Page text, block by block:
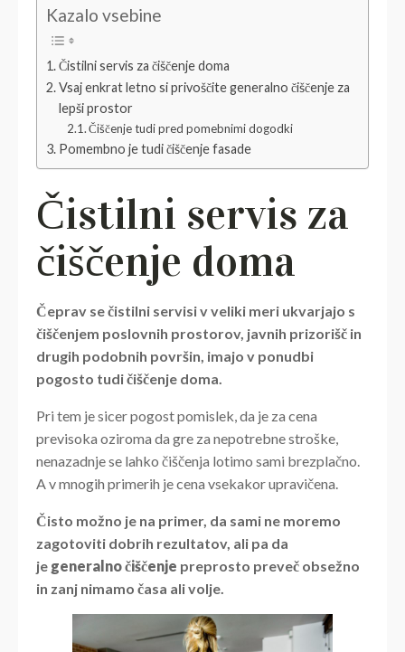
Kazalo vsebine
Čistilni servis za čiščenje doma
Vsaj enkrat letno si privoščite generalno čiščenje za
lepši prostor
Čiščenje tudi pred pomebnimi dogodki
Pomembno je tudi čiščenje fasade
Čistilni servis za
čiščenje doma
Čeprav se čistilni servisi v veliki meri ukvarjajo s
čiščenjem poslovnih prostorov, javnih prizorišč in
drugih podobnih površin, imajo v ponudbi
pogosto tudi čiščenje doma.
Pri tem je sicer pogost pomislek, da je za cena
previsoka oziroma da gre za nepotrebne stroške,
nenazadnje se lahko čiščenja lotimo sami brezplačno.
A v mnogih primerih je cena vsekakor upravičena.
Čisto možno je na primer, da sami ne moremo
zagotoviti dobrih rezultatov, ali pa da
je generalno čiščenje preprosto preveč obsežno
in zanj nimamo časa ali volje.